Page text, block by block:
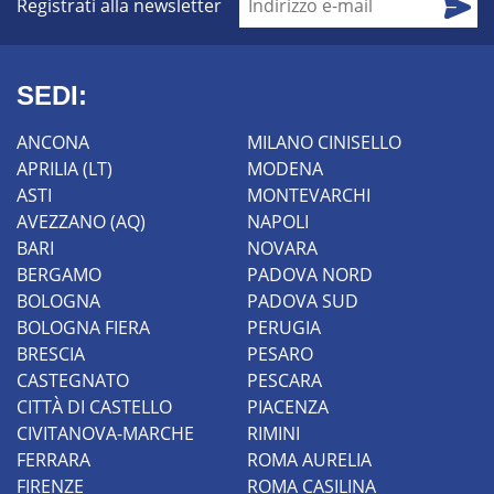
Registrati alla newsletter
SEDI:
ANCONA
APRILIA (LT)
ASTI
AVEZZANO (AQ)
BARI
BERGAMO
BOLOGNA
BOLOGNA FIERA
BRESCIA
CASTEGNATO
CITTÀ DI CASTELLO
CIVITANOVA-MARCHE
FERRARA
FIRENZE
MILANO CINISELLO
MODENA
MONTEVARCHI
NAPOLI
NOVARA
PADOVA NORD
PADOVA SUD
PERUGIA
PESARO
PESCARA
PIACENZA
RIMINI
ROMA AURELIA
ROMA CASILINA